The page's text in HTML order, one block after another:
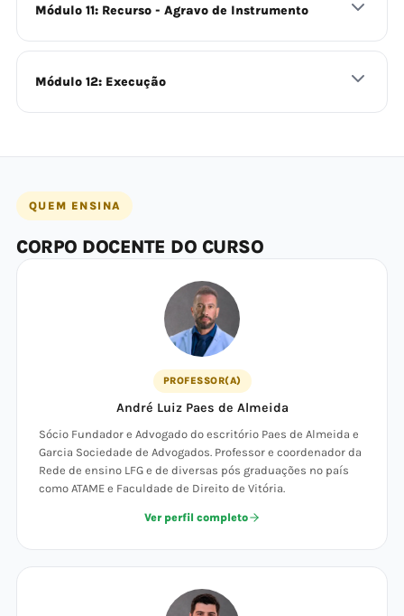
Módulo 11: Recurso - Agravo de Instrumento
Módulo 12: Execução
QUEM ENSINA
CORPO DOCENTE DO CURSO
PROFESSOR(A)
André Luiz Paes de Almeida
Sócio Fundador e Advogado do escritório Paes de Almeida e
Garcia Sociedade de Advogados. Professor e coordenador da
Rede de ensino LFG e de diversas pós graduações no país
como ATAME e Faculdade de Direito de Vitória.
Ver perfil completo